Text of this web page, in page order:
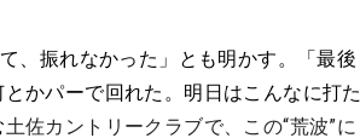
、振れなかった」とも明かす。「最後
かパーで回れた。明日はこんなに打た
土佐カントリークラブで、この“荒波”に